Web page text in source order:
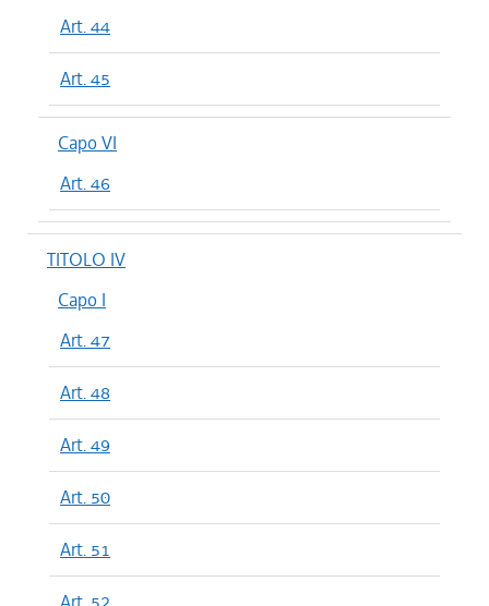
Art. 44
Art. 45
Capo VI
Art. 46
TITOLO IV
Capo I
Art. 47
Art. 48
Art. 49
Art. 50
Art. 51